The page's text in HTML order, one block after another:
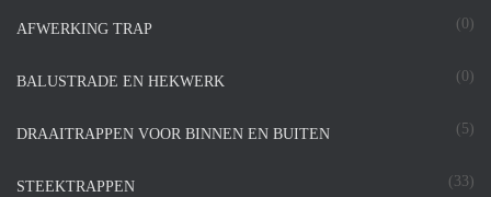
AFWERKING TRAP (0)
BALUSTRADE EN HEKWERK (0)
DRAAITRAPPEN VOOR BINNEN EN BUITEN (5)
STEEKTRAPPEN (33)